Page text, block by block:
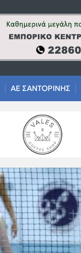
ΑΕ ΣΑΝΤΟΡΙΝΗΣ